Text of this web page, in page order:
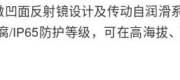
面反射镜设计及传动自润滑
/IP65防护等级，可在高海拔